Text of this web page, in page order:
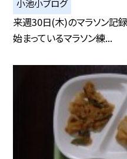
小池小ブログ
来週30日(木)のマラソン記
始まっているマラソン練...